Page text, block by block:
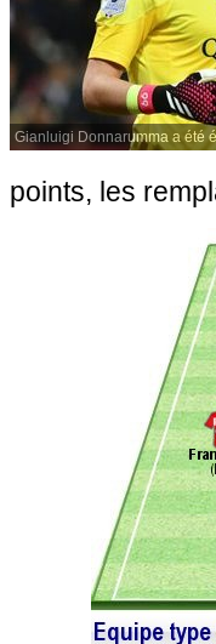
Gianluigi Donnarumma a été
points, les